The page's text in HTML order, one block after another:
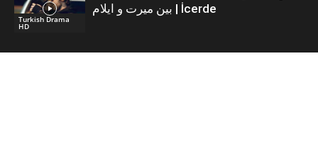
Turkish Drama
HD
بين ميرت و ايلام | İcerde